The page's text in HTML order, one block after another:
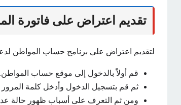
تقديم اعتراض على فاتورة
لتقديم اعتراض على برنامج حساب المواطن لدعم
قم أولاً بالدخول إلى موقع حساب المواطن.
ثم قم بتسجيل الدخول وأدخل كلمة
ومن ثم التعرف على أسباب ظهور حالة